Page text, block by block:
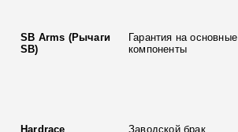
SB Arms (Рычаги
SB)
Гарантия на основные
компоненты
Hardrace Заводской брак